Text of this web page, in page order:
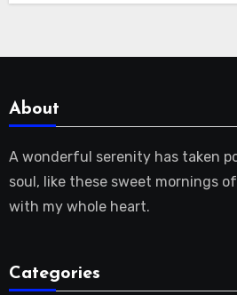
About
A wonderful serenity has taken
soul, like these sweet mornings
with my whole heart.
Categories